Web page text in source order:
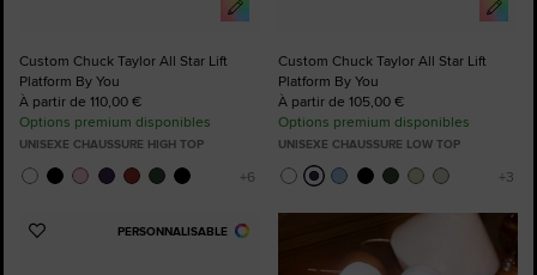
Custom Chuck Taylor All Star Lift
Platform By You
À partir de 110,00 €
Options premium disponibles
UNISEXE CHAUSSURE HIGH TOP
Custom Chuck Taylor All Star Lift
Platform By You
À partir de 105,00 €
Options premium disponibles
UNISEXE CHAUSSURE LOW TOP
PERSONNALISABLE
Ajouter